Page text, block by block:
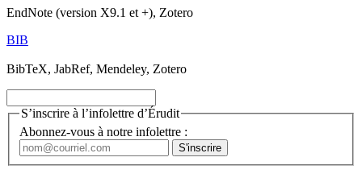
EndNote (version X9.1 et +), Zotero
BIB
BibTeX, JabRef, Mendeley, Zotero
S’inscrire à l’infolettre d’Érudit
Abonnez-vous à notre infolettre :